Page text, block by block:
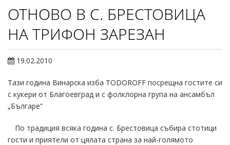
ОТНОВО В С. БРЕСТОВИЦА
НА ТРИФОН ЗАРЕЗАН
19.02.2010
Тази година Винарска изба TODOROFF посрещна гостите си
с кукери от Благоевград и с фолклорна група на ансамбъл
„Българе”
По традиция всяка година с. Брестовица събира стотици
гости и приятели от цялата страна за най-голямото